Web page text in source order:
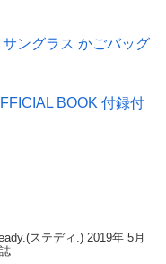
ングラス かごバッグ
BOOK 付録付
ステディ.) 2019年 5月